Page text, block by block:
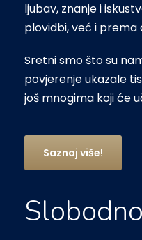
ljubav, znanje i
plovidbi, već i prema
Sretni smo što su
povjerenje ukazale
još mnogima koji će
Saznaj više!